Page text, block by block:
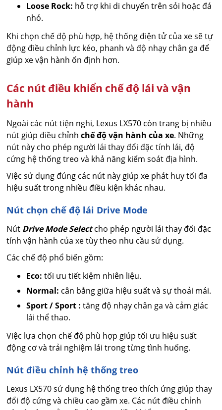
Loose Rock: hỗ trợ khi di chuyển trên sỏi hoặc đá
nhỏ.
Khi chọn chế độ phù hợp, hệ thống điện tử của xe sẽ tự
động điều chỉnh lực kéo, phanh và độ nhạy chân ga để
giúp xe vận hành ổn định hơn.
Các nút điều khiển chế độ lái và vận
hành
Ngoài các nút tiện nghi, Lexus LX570 còn trang bị nhiều
nút giúp điều chỉnhchế độ vận hành của xe. Những
nút này cho phép người lái thay đổi đặc tính lái, độ
cứng hệ thống treo và khả năng kiểm soát địa hình.
Việc sử dụng đúng các nút này giúp xe phát huy tối đa
hiệu suất trong nhiều điều kiện khác nhau.
Nút chọn chế độ lái Drive Mode
Nút Drive Mode Selectcho phép người lái thay đổi đặc
tính vận hành của xe tùy theo nhu cầu sử dụng.
Các chế độ phổ biến gồm:
Eco: tối ưu tiết kiệm nhiên liệu.
Normal: cân bằng giữa hiệu suất và sự thoải mái.
Sport / Sport : tăng độ nhạy chân ga và cảm giác
lái thể thao.
Việc lựa chọn chế độ phù hợp giúp tối ưu hiệu suất
động cơ và trải nghiệm lái trong từng tình huống.
Nút điều chỉnh hệ thống treo
Lexus LX570 sử dụng hệ thống treo thích ứng giúp thay
đổi độ cứng và chiều cao gầm xe. Các nút điều chỉnh